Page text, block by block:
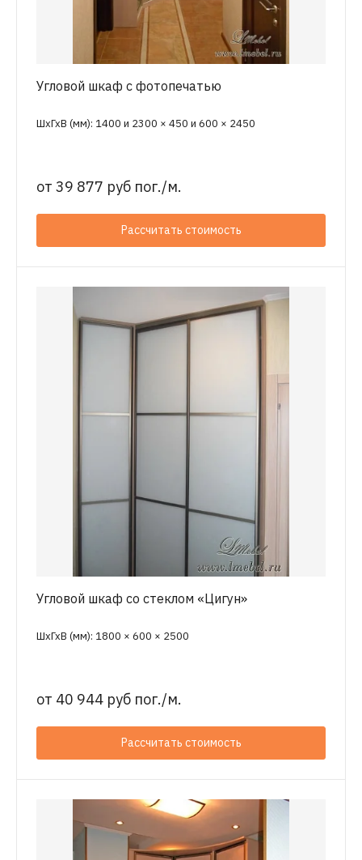
Угловой шкаф с фотопечатью
ШхГхВ (мм): 1400 и 2300 × 450 и 600 × 2450
от 39 877 руб пог./м.
Рассчитать стоимость
Угловой шкаф со стеклом «Цигун»
ШхГхВ (мм): 1800 × 600 × 2500
от 40 944 руб пог./м.
Рассчитать стоимость